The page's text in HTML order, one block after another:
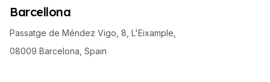
Barcellona
Passatge de Méndez Vigo, 8, L'Eixample,
08009 Barcelona, Spain